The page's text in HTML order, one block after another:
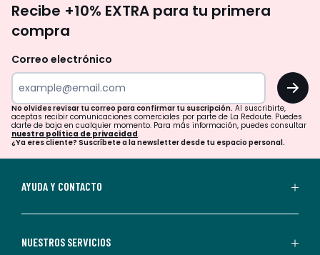
te
tu
para
confirmar
tu
suscripción.
aceptas
Recibe +10% EXTRA para tu primera
compra
Correo electrónico
OK
No olvides revisar tu correo para confirmar tu suscripción. Al suscribirte,
aceptas recibir comunicaciones comerciales por parte de La Redoute. Puedes
darte de baja en cualquier momento. Para más información, puedes consultar
nuestra política de privacidad.
¿Ya eres cliente? Suscríbete a la newsletter desde tu espacio personal.
AYUDA Y CONTACTO
NUESTROS SERVICIOS